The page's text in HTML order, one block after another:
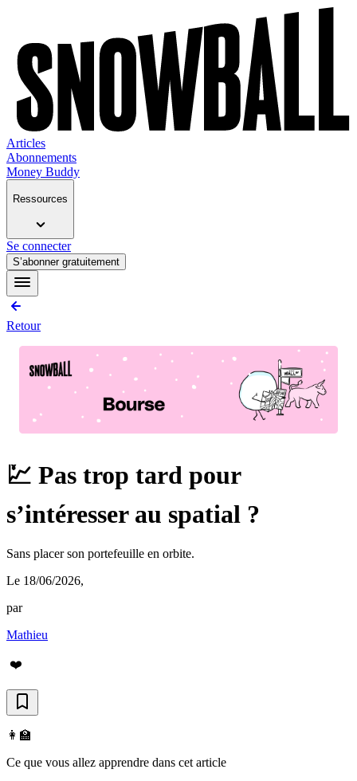
Articles
Abonnements
Money Buddy
Ressources
Se connecter
S’abonner gratuitement
Retour
💹 Pas trop tard pour
s’intéresser au spatial ?
Sans placer son portefeuille en orbite.
Le 18/06/2026,
par
Mathieu
❤️
👩‍🏫
Ce que vous allez apprendre dans cet article